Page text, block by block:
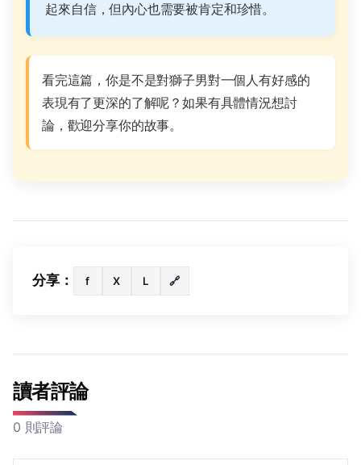
起來自信，但內心也需要被肯定和珍惜。
看完這篇，你是不是對獅子男對一個人有好感的
表現有了更深的了解呢？如果有具體情況想討
論，歡迎分享你的故事。
分享： f X L 🔗
讀者評論
0 則評論